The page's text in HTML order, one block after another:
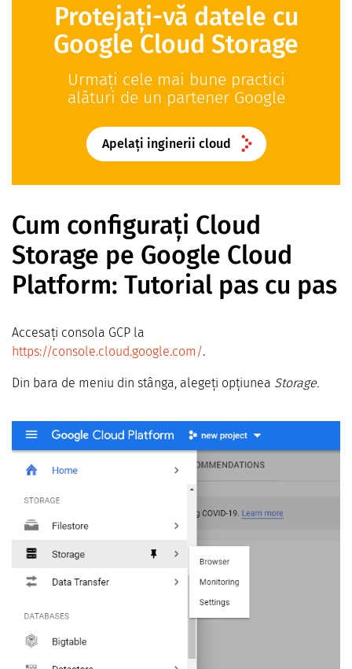
Protejați-vă datele cu
Google Cloud Storage
Urmați cele mai bune practici
alături de un partener Google
Apelați inginerii cloud
Cum configurați Cloud
Storage pe Google Cloud
Platform: Tutorial pas cu pas
Accesați consola GCP la
https://console.cloud.google.com/.
Din bara de meniu din stânga, alegeți opțiunea Storage.